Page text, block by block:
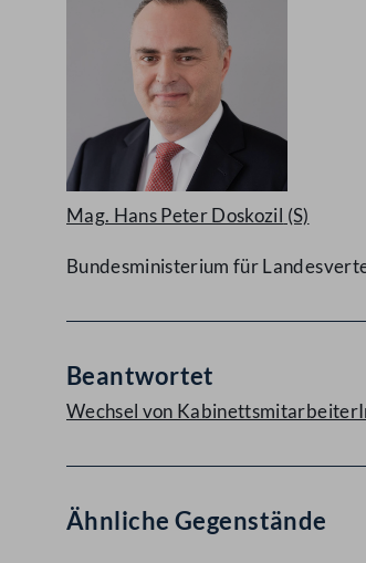
Mag. Hans Peter Doskozil (S)
Bundesministerium für
Beantwortet
Wechsel von
Ähnliche Gegenstände